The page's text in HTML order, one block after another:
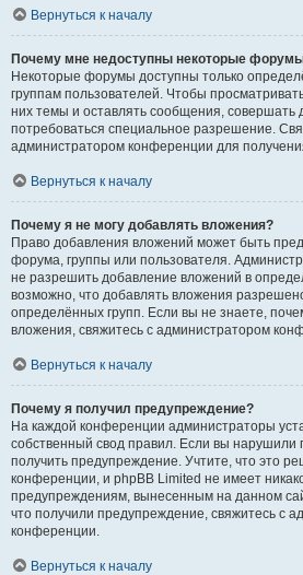
Вернуться к началу
Почему мне недоступны некоторые
Некоторые форумы доступны только
группам пользователей. Чтобы
них темы и оставлять сообщения, совершать
потребоваться специальное разрешение.
администратором конференции для
Вернуться к началу
Почему я не могу добавлять вложения?
Право добавления вложений может быть
форума, группы или пользователя.
не разрешить добавление вложений в
возможно, что добавлять вложения
определённых групп. Если вы не знаете,
вложения, свяжитесь с администратором
Вернуться к началу
Почему я получил предупреждение?
На каждой конференции администраторы
собственный свод правил. Если вы нарушили
получить предупреждение. Учтите, что это
конференции, и phpBB Limited не имеет
предупреждениям, вынесенным на данном
что получили предупреждение, свяжитесь с
конференции.
Вернуться к началу